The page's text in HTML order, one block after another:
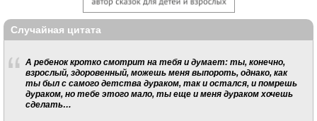
Случайная цитата
А ребенок кротко смотрит на тебя и думает: ты, конечно,
взрослый, здоровенный, можешь меня выпороть, однако, как
ты был с самого детства дураком, так и остался, и помрешь
дураком, но тебе этого мало, ты еще и меня дураком хочешь
сделать…